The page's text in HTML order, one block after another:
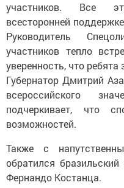
участников. Все
всесторонней
Руководитель
участников тепло
уверенность, что
Губернатор Дмитрий
всероссийского
подчеркивает, что
возможностей.
Также с
обратился
Фернандо Костанца.